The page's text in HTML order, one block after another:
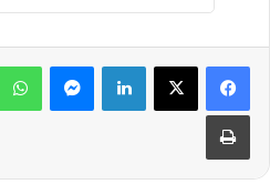
لينكدإن ماسنجر
طباعة